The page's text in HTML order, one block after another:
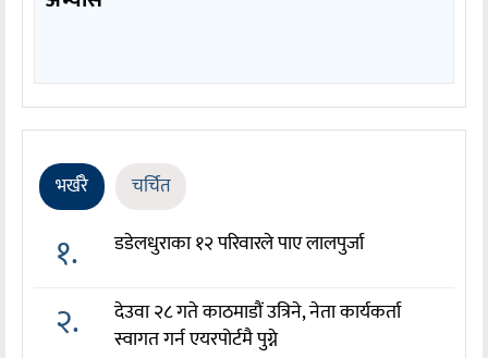
भर्खरै चर्चित
१. डडेलधुराका १२ परिवारले पाए लालपुर्जा
२.
देउवा २८ गते काठमाडौं उत्रिने, नेता कार्यकर्ता
स्वागत गर्न एयरपोर्टमै पुग्ने